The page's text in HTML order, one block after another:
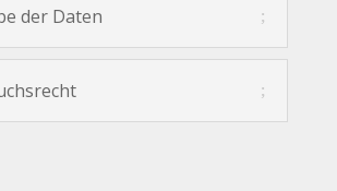
der Daten